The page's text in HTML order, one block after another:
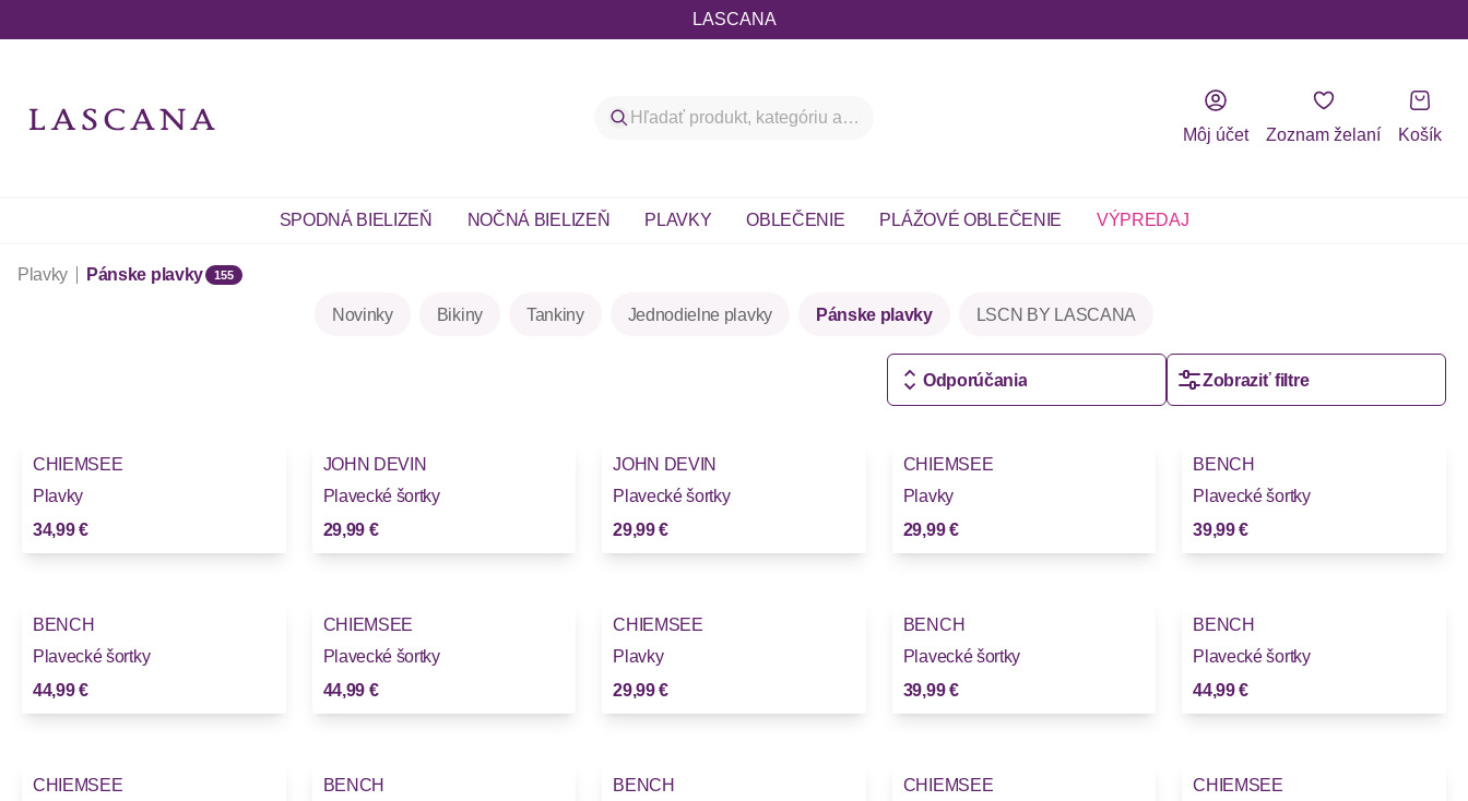
LASCANA
Môj účet Zoznam želaní Košík
SPODNÁ BIELIZEŇ NOČNÁ BIELIZEŇ PLAVKY OBLEČENIE PLÁŽOVÉ OBLEČENIE VÝPREDAJ
Plavky Pánske plavky 155
Novinky Bikiny Tankiny Jednodielne plavky Pánske plavky LSCN BY LASCANA
Odporúčania Zobraziť filtre
CHIEMSEE
Plavky
34,99 €
JOHN DEVIN
Plavecké šortky
29,99 €
JOHN DEVIN
Plavecké šortky
29,99 €
CHIEMSEE
Plavky
29,99 €
BENCH
Plavecké šortky
39,99 €
BENCH
Plavecké šortky
44,99 €
CHIEMSEE
Plavecké šortky
44,99 €
CHIEMSEE
Plavky
29,99 €
BENCH
Plavecké šortky
39,99 €
BENCH
Plavecké šortky
44,99 €
CHIEMSEE
BENCH
BENCH
CHIEMSEE
CHIEMSEE